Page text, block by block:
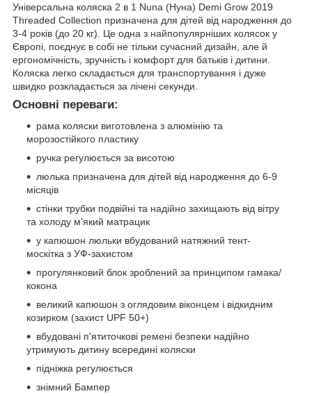
Універсальна коляска 2 в 1 Nuna (Нуна) Demi Grow 2019
Threaded Collection призначена для дітей від народження до
3-4 років (до 20 кг). Це одна з найпопулярніших колясок у
Європі, поєднує в собі не тільки сучасний дизайн, але й
ергономічність, зручність і комфорт для батьків і дитини.
Коляска легко складається для транспортування і дуже
швидко розкладається за лічені секунди.
Основні переваги:
рама коляски виготовлена з алюмінію та
морозостійкого пластику
ручка регулюється за висотою
люлька призначена для дітей від народження до 6-9
місяців
стінки трубки подвійні та надійно захищають від вітру
та холоду м'який матрацик
у капюшон люльки вбудований натяжний тент-
москітка з УФ-захистом
прогулянковий блок зроблений за принципом гамака/
кокона
великий капюшон з оглядовим віконцем і відкидним
козирком (захист UPF 50+)
вбудовані п'ятиточкові ремені безпеки надійно
утримують дитину всередині коляски
підніжка регулюється
знімний Бампер